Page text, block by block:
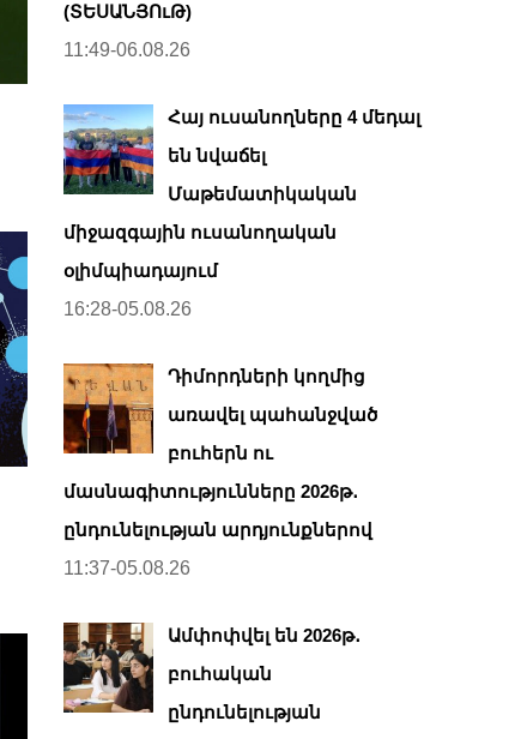
(ՏԵՍԱՆՅՈւԹ)
11:49-06.08.26
Հայ ուսանողները 4 մեդալ
են նվաճել
Մաթեմատիկական
միջազգային ուսանողական
օլիմպիադայում
16:28-05.08.26
Դիմորդների կողմից
առավել պահանջված
բուհերն ու
մասնագիտությունները 2026թ․
ընդունելության արդյունքներով
11:37-05.08.26
Ամփոփվել են 2026թ․
բուհական
ընդունելության